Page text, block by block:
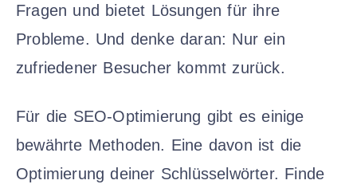
Fragen und bietet Lösungen für ihre
Probleme. Und denke daran: Nur ein
zufriedener Besucher kommt zurück.
Für die SEO-Optimierung gibt es einige
bewährte Methoden. Eine davon ist die
Optimierung deiner Schlüsselwörter. Finde